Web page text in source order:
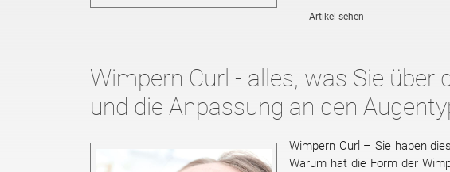
Artikel sehen
Wimpern Curl - alles, was Sie über
und die Anpassung an den
Wimpern Curl – Sie haben
Warum hat die Form der